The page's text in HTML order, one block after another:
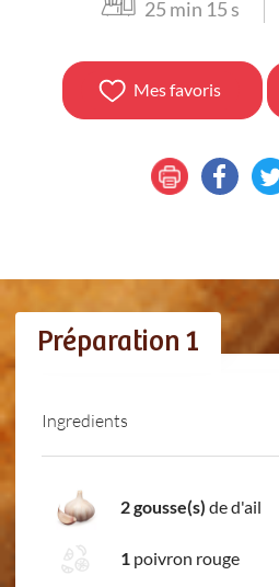
25 min 15 s
Mes favoris
Préparation 1
Ingredients
2 gousse(s) de d'ail
1 poivron rouge